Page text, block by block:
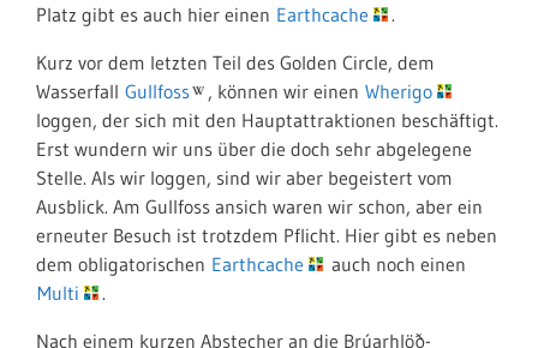
Platz gibt es auch hier einen Earthcache
.
Kurz vor dem letzten Teil des Golden Circle, dem
Wasserfall Gullfoss , können wir einen Wherigo
loggen, der sich mit den Hauptattraktionen beschäftigt.
Erst wundern wir uns über die doch sehr abgelegene
Stelle. Als wir loggen, sind wir aber begeistert vom
Ausblick. Am Gullfoss ansich waren wir schon, aber ein
erneuter Besuch ist trotzdem Pflicht. Hier gibt es neben
dem obligatorischen Earthcache
auch noch einen
Multi
.
Nach einem kurzen Abstecher an die Brúarhlöð-